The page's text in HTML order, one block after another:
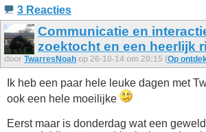
3 Reacties
Communicatie en
zoektocht en een heerlijk
door TwarresNoah op 26-10-14 om 20:15 (Op
Ik heb een paar hele leuke dagen met
ook een hele moeilijke
Eerst maar is donderdag wat een